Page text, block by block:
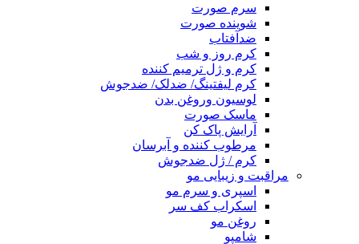
سرم صورت
شوینده صورت
ضدآفتاب
کرم روز و شب
کرم و ژل ترمیم کننده
کرم لیفتینگ/ ضدلک/ ضدجوش
لوسیون وروغن بدن
ماسک صورت
آرایش پاک کن
مرطوب کننده و آبرسان
کرم / ژل ضدجوش
مراقبت و زیبایی مو
اسپری و سرم مو
اسکراب کف سر
روغن مو
شامپو